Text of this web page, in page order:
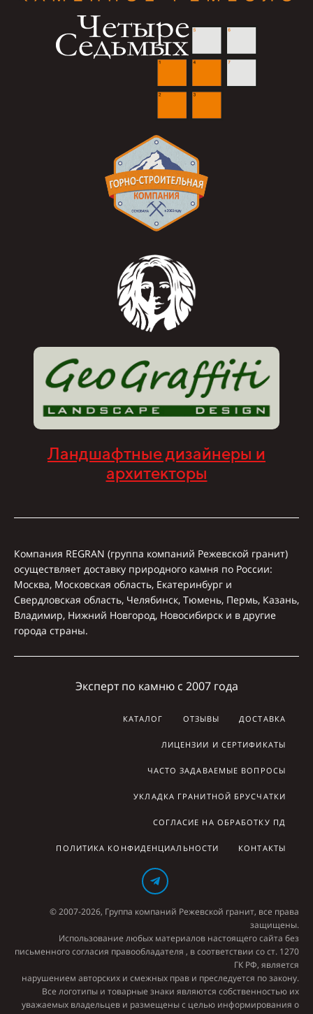
Ландшафтные дизайнеры и
архитекторы
Компания REGRAN (группа компаний Режевской гранит)
осуществляет доставку природного камня по России:
Москва, Московская область, Екатеринбург и
Свердловская область, Челябинск, Тюмень, Пермь, Казань,
Владимир, Нижний Новгород, Новосибирск и в другие
города страны.
Эксперт по камню с 2007 года
КАТАЛОГ ОТЗЫВЫ ДОСТАВКА
ЛИЦЕНЗИИ И СЕРТИФИКАТЫ
ЧАСТО ЗАДАВАЕМЫЕ ВОПРОСЫ
УКЛАДКА ГРАНИТНОЙ БРУСЧАТКИ
СОГЛАСИЕ НА ОБРАБОТКУ ПД
ПОЛИТИКА КОНФИДЕНЦИАЛЬНОСТИ КОНТАКТЫ
© 2007-2026, Группа компаний Режевской гранит, все права
защищены.
Использование любых материалов настоящего сайта без
письменного согласия правообладателя , в соответствии со ст. 1270
ГК РФ, является
нарушением авторских и смежных прав и преследуется по закону.
Все логотипы и товарные знаки являются собственностью их
уважаемых владельцев и размещены с целью информирования о